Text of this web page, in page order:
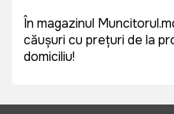
În magazinul
căușuri cu prețuri de la
domiciliu!